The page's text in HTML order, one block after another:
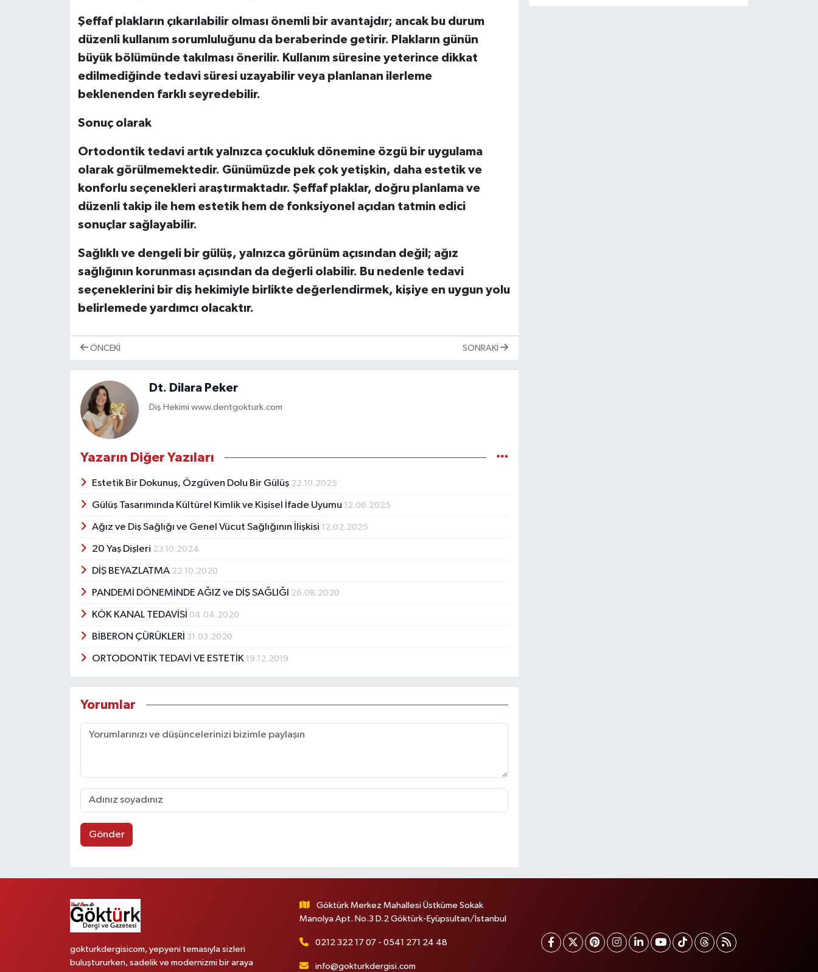
Şeffaf plakların çıkarılabilir olması önemli bir avantajdır; ancak bu durum
düzenli kullanım sorumluluğunu da beraberinde getirir. Plakların günün
büyük bölümünde takılması önerilir. Kullanım süresine yeterince dikkat
edilmediğinde tedavi süresi uzayabilir veya planlanan ilerleme
beklenenden farklı seyredebilir.
Sonuç olarak
Ortodontik tedavi artık yalnızca çocukluk dönemine özgü bir uygulama
olarak görülmemektedir. Günümüzde pek çok yetişkin, daha estetik ve
konforlu seçenekleri araştırmaktadır. Şeffaf plaklar, doğru planlama ve
düzenli takip ile hem estetik hem de fonksiyonel açıdan tatmin edici
sonuçlar sağlayabilir.
Sağlıklı ve dengeli bir gülüş, yalnızca görünüm açısından değil; ağız
sağlığının korunması açısından da değerli olabilir. Bu nedenle tedavi
seçeneklerini bir diş hekimiyle birlikte değerlendirmek, kişiye en uygun yolu
belirlemede yardımcı olacaktır.
ÖNCEKI SONRAKI
Dt. Dilara Peker
Diş Hekimi www.dentgokturk.com
Yazarın Diğer Yazıları
Estetik Bir Dokunuş, Özgüven Dolu Bir Gülüş 22.10.2025
Gülüş Tasarımında Kültürel Kimlik ve Kişisel İfade Uyumu 12.06.2025
Ağız ve Diş Sağlığı ve Genel Vücut Sağlığının İlişkisi 12.02.2025
20 Yaş Dişleri 23.10.2024
DİŞ BEYAZLATMA 22.10.2020
PANDEMİ DÖNEMİNDE AĞIZ ve DİŞ SAĞLIĞI 26.08.2020
KÖK KANAL TEDAVİSİ 04.04.2020
BİBERON ÇÜRÜKLERİ 31.03.2020
ORTODONTİK TEDAVİ VE ESTETİK 19.12.2019
Yorumlar
Gönder
gokturkdergisicom, yepyeni temasıyla sizleri
buluştururken, sadelik ve modernizmi bir araya
Göktürk Merkez Mahallesi Üstküme Sokak
Manolya Apt. No.3 D.2 Göktürk-Eyüpsultan/İstanbul
0212 322 17 07 - 0541 271 24 48
info@gokturkdergisi.com